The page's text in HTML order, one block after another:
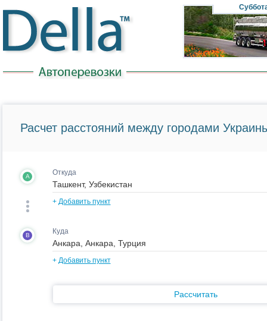
Расчет расстояний между городами
A Откуда
+ Добавить пункт
B Куда
+ Добавить пункт
Рассчитать